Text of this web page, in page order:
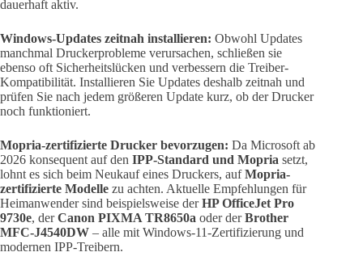
dauerhaft aktiv.
Windows-Updates zeitnah installieren: Obwohl Updates
manchmal Druckerprobleme verursachen, schließen sie
ebenso oft Sicherheitslücken und verbessern die Treiber-
Kompatibilität. Installieren Sie Updates deshalb zeitnah und
prüfen Sie nach jedem größeren Update kurz, ob der Drucker
noch funktioniert.
Mopria-zertifizierte Drucker bevorzugen: Da Microsoft ab
2026 konsequent auf den IPP-Standard und Mopria setzt,
lohnt es sich beim Neukauf eines Druckers, aufMopria-
zertifizierte Modelle zu achten. Aktuelle Empfehlungen für
Heimanwender sind beispielsweise derHP OfficeJet Pro
9730e, derCanon PIXMA TR8650a oder derBrother
MFC-J4540DW – alle mit Windows-11-Zertifizierung und
modernen IPP-Treibern.